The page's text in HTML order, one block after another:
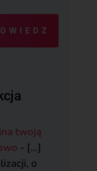
twoją
- […]
o